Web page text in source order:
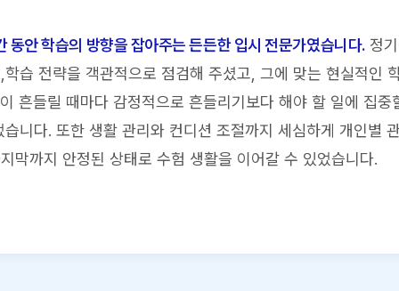
동안 학습의 방향을 잡아주는 든든한 입시 전문가였습니다.정기
습 전략을 객관적으로 점검해 주셨고, 그에 맞는 현실적인
흔들릴 때마다 감정적으로 흔들리기보다 해야 할 일에 집중
니다. 또한 생활 관리와 컨디션 조절까지 세심하게 개인별
막까지 안정된 상태로 수험 생활을 이어갈 수 있었습니다.